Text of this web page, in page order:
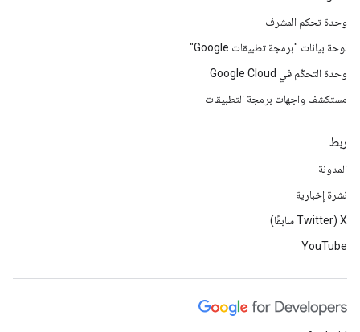
وحدة تحكم المشرف
لوحة بيانات "برمجة تطبيقات Google"
وحدة التحكّم في Google Cloud
مستكشف واجهات برمجة التطبيقات
ربط
المدونة
نشرة إخبارية
‫X ‏(Twitter سابقًا)
YouTube